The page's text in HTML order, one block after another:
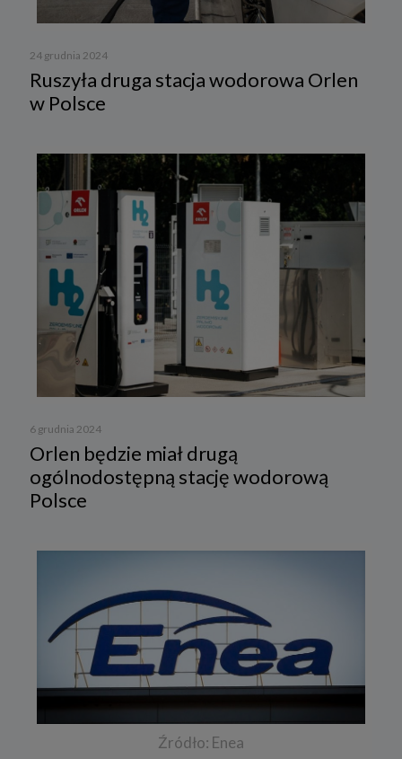
24 grudnia 2024
Ruszyła druga stacja wodorowa Orlen
w Polsce
6 grudnia 2024
Orlen będzie miał drugą
ogólnodostępną stację wodorową
Polsce
Źródło: Enea